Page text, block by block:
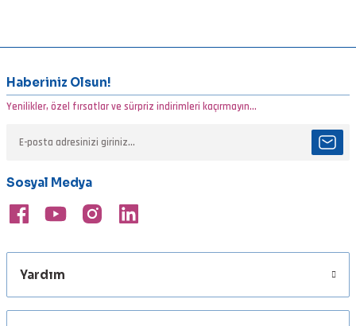
Ürün resmi kalitesiz, bozuk veya görüntülenemiyor.
Ürün açıklamasında eksik bilgiler bulunuyor.
Ürün fiyatı diğer sitelerden daha pahalı.
Bu ürüne benzer farklı alternatifler olmalı.
Gönder
Haberiniz Olsun!
Yenilikler, özel fırsatlar ve sürpriz indirimleri kaçırmayın...
Sosyal Medya
Yardım